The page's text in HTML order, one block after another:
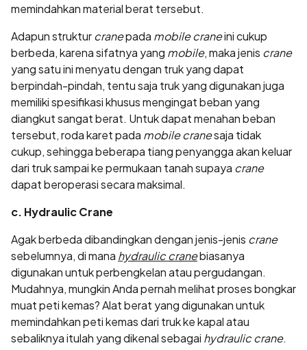
memindahkan material berat tersebut.
Adapun strukturcranepada mobile craneini cukup
berbeda, karena sifatnya yang mobile, maka jenis crane
yang satu ini menyatu dengan truk yang dapat
berpindah-pindah, tentu saja truk yang digunakan juga
memiliki spesifikasi khusus mengingat beban yang
diangkut sangat berat. Untuk dapat menahan beban
tersebut, roda karet pada mobile cranesaja tidak
cukup, sehingga beberapa tiang penyangga akan keluar
dari truk sampai ke permukaan tanah supaya crane
dapat beroperasi secara maksimal.
c. Hydraulic Crane
Agak berbeda dibandingkan dengan jenis-jenis crane
sebelumnya, di mana hydraulic cranebiasanya
digunakan untuk perbengkelan atau pergudangan.
Mudahnya, mungkin Anda pernah melihat proses bongkar
muat peti kemas? Alat berat yang digunakan untuk
memindahkan peti kemas dari truk ke kapal atau
sebaliknya itulah yang dikenal sebagai hydraulic crane.